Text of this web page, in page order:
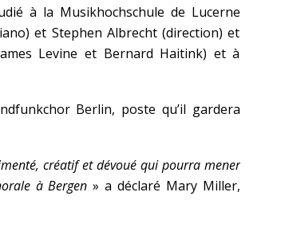
à la Musikhochschule de Lucerne
et Stephen Albrecht (direction) et
Levine et Bernard Haitink) et à
Berlin, poste qu’il gardera
créatif et dévoué qui pourra mener
à Bergen » a déclaré Mary Miller,